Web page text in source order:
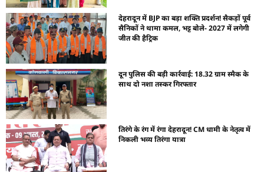
देहरादून में BJP का बड़ा शक्ति प्रदर्शन! सैकड़ों पूर्व
सैनिकों ने थामा कमल, भट्ट बोले- 2027 में लगेगी
जीत की हैट्रिक
दून पुलिस की बड़ी कार्रवाई: 18.32 ग्राम स्मैक के
साथ दो नशा तस्कर गिरफ्तार
तिरंगे के रंग में रंगा देहरादून! CM धामी के नेतृत्व में
निकली भव्य तिरंगा यात्रा